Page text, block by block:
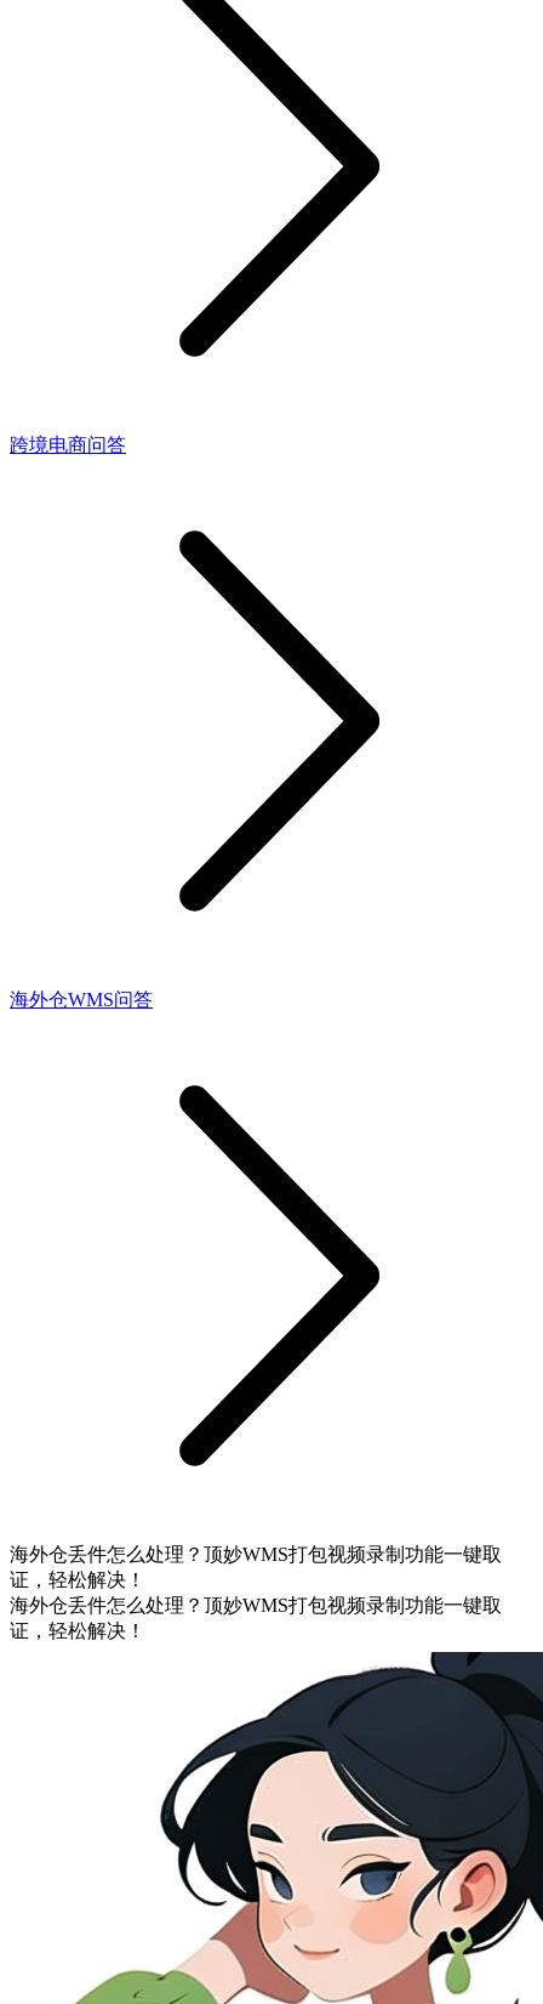
跨境电商问答
海外仓WMS问答
海外仓丢件怎么处理？顶妙WMS打包视频录制功能一键取
证，轻松解决！
海外仓丢件怎么处理？顶妙WMS打包视频录制功能一键取
证，轻松解决！